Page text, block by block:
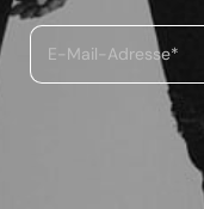
E-Mail-Adresse*